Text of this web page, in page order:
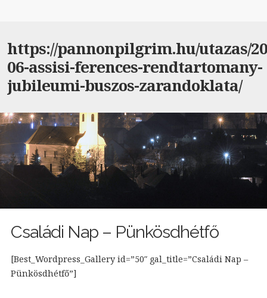
https://pannonpilgrim.hu/utazas/
06-assisi-ferences-rendtartomany-
jubileumi-buszos-zarandoklata/
Családi Nap – Pünkösdhétfő
[Best_Wordpress_Gallery id=”50″ gal_title=”Családi Nap –
Pünkösdhétfő”]